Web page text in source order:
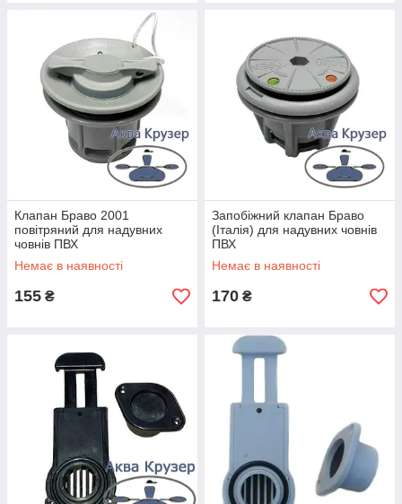
Клапан Браво 2001
повітряний для надувних
човнів ПВХ
Немає в наявності
155 ₴
Запобіжний клапан Браво
(Італія) для надувних човнів
ПВХ
Немає в наявності
170 ₴